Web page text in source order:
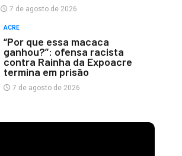
7 de agosto de 2026
ACRE
“Por que essa macaca
ganhou?”: ofensa racista
contra Rainha da Expoacre
termina em prisão
7 de agosto de 2026